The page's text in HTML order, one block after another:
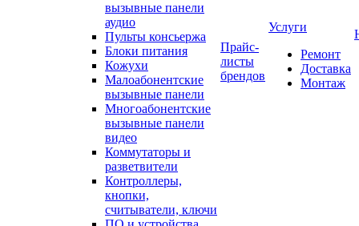
вызывные панели
аудио
Пульты консьержа
Блоки питания
Кожухи
Малоабонентские
вызывные панели
Многоабонентские
вызывные панели
видео
Коммутаторы и
разветвители
Контроллеры,
кнопки,
считыватели, ключи
Прайс-
листы
брендов
Услуги
Ремонт
Доставка
Монтаж